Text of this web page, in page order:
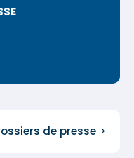
de presse